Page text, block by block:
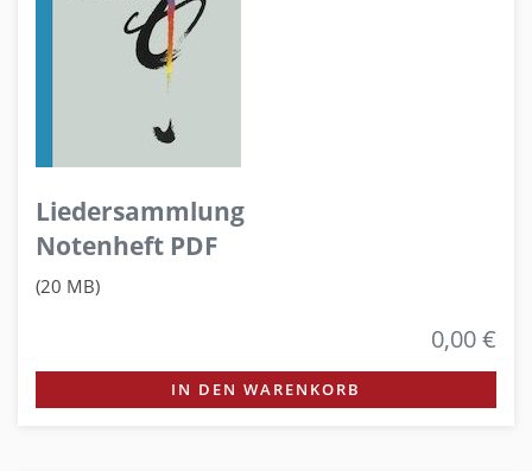
Liedersammlung
Notenheft PDF
(20 MB)
0,00 €
IN DEN WARENKORB